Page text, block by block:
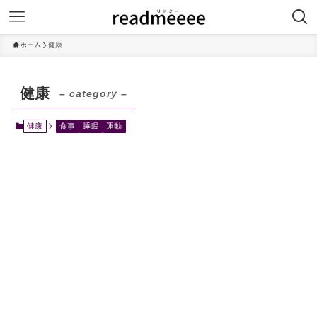
ホーム 健康
健康 – category –
健康 食事 睡眠 運動